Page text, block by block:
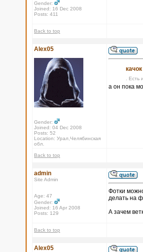
Gender:
Joined: 16 Dec 2008
Posts: 411
Back to top
Alex05
Gender:
Joined: 04 Dec 2008
Posts: 52
Location: Урал,Челябинская
обл.
.
а он пока
Back to top
admin
Site Admin
Age: 47
Gender:
Joined: 16 Apr 2008
Posts: 129
Фотки
делать на
А зачем
Back to top
Alex05